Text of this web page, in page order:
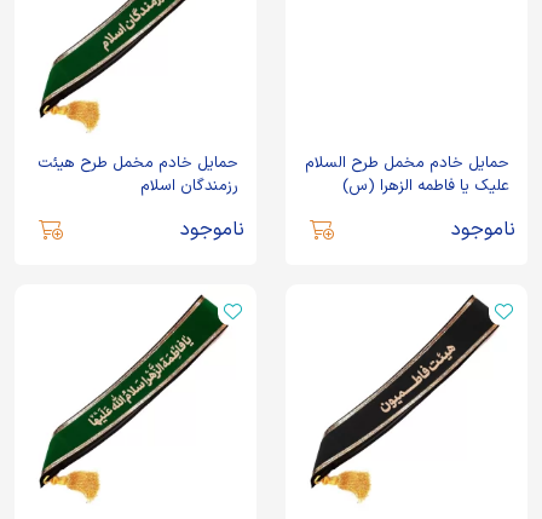
حمایل خادم مخمل طرح السلام
علیک یا فاطمه الزهرا (س)
ناموجود
حمایل خادم مخمل طرح هیئت
رزمندگان اسلام
ناموجود